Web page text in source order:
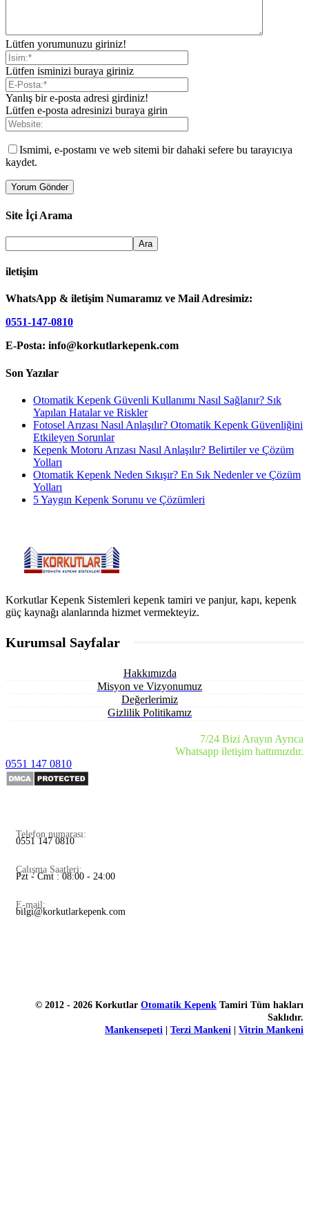
Lütfen yorumunuzu giriniz!
Lütfen isminizi buraya giriniz
Yanlış bir e-posta adresi girdiniz!
Lütfen e-posta adresinizi buraya girin
Ismimi, e-postamı ve web sitemi bir dahaki sefere bu tarayıcıya
kaydet.
Site İçi Arama
iletişim
WhatsApp & iletişim Numaramız ve Mail Adresimiz:
0551-147-0810
E-Posta: info@korkutlarkepenk.com
Son Yazılar
Otomatik Kepenk Güvenli Kullanımı Nasıl Sağlanır? Sık
Yapılan Hatalar ve Riskler
Fotosel Arızası Nasıl Anlaşılır? Otomatik Kepenk Güvenliğini
Etkileyen Sorunlar
Kepenk Motoru Arızası Nasıl Anlaşılır? Belirtiler ve Çözüm
Yolları
Otomatik Kepenk Neden Sıkışır? En Sık Nedenler ve Çözüm
Yolları
5 Yaygın Kepenk Sorunu ve Çözümleri
Korkutlar Kepenk Sistemleri kepenk tamiri ve panjur, kapı, kepenk
güç kaynağı alanlarında hizmet vermekteyiz.
Kurumsal Sayfalar
Hakkımızda
Misyon ve Vizyonumuz
Değerlerimiz
Gizlilik Politikamız
7/24 Bizi Arayın Ayrıca
Whatsapp iletişim hattımızdır.
0551 147 0810
Telefon numarası:
0551 147 0810
Çalışma Saatleri:
Pzt - Cmt : 08:00 - 24:00
E-mail:
bilgi@korkutlarkepenk.com
© 2012 - 2026 Korkutlar Otomatik Kepenk Tamiri Tüm hakları
Saklıdır.
Mankensepeti
Terzi Mankeni Vitrin Mankeni